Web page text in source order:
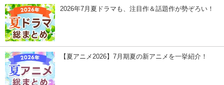
2026年7月夏ドラマも、注目作＆話題作が勢ぞろい！
【夏アニメ2026】7月期夏の新アニメを一挙紹介！